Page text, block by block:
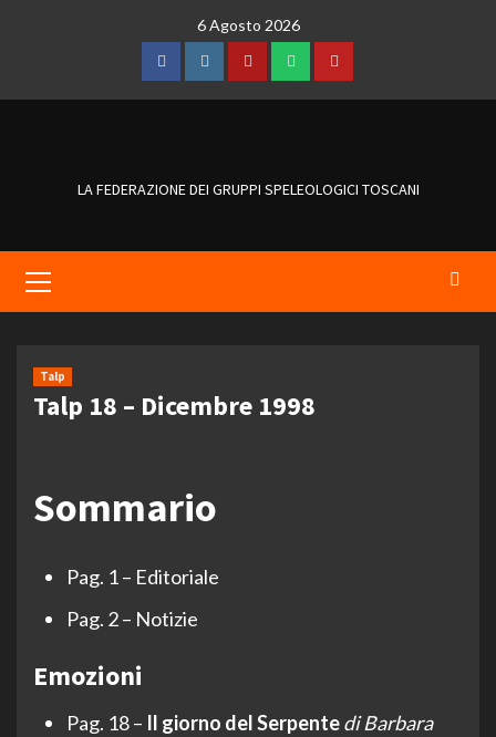
6 Agosto 2026
FacebookInstagramTelegramWhatsAppYouTube
LA FEDERAZIONE DEI GRUPPI SPELEOLOGICI TOSCANI
Menu
Talp
Talp 18 – Dicembre 1998
Sommario
Pag. 1 – Editoriale
Pag. 2 – Notizie
Emozioni
Pag. 18 – Il giorno del Serpentedi Barbara